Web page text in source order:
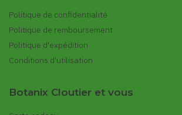
Politique de confidentialité
Politique de remboursement
Politique d'expédition
Conditions d'utilisation
Botanix Cloutier et vous